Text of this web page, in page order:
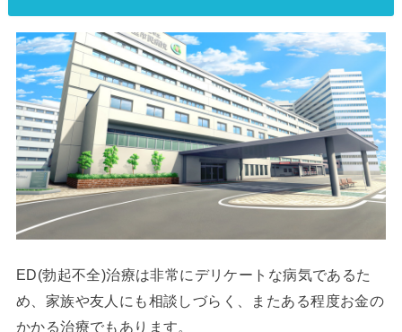
ED(勃起不全)治療は非常にデリケートな病気であるた
め、家族や友人にも相談しづらく、またある程度お金の
かかる治療でもあります。